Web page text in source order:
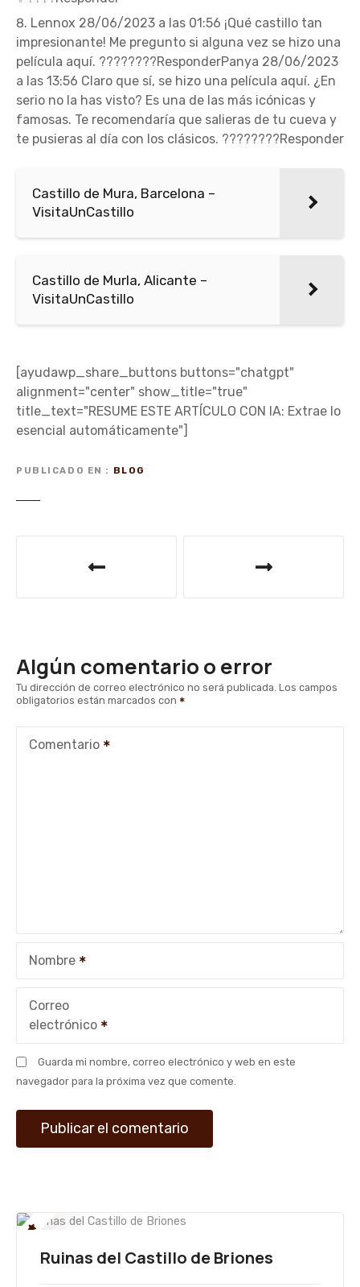
Lennox 28/06/2023 a las 01:56 ¡Qué castillo tan
impresionante! Me pregunto si alguna vez se hizo una
película aquí. ????????ResponderPanya 28/06/2023
a las 13:56 Claro que sí, se hizo una película aquí. ¿En
serio no la has visto? Es una de las más icónicas y
famosas. Te recomendaría que salieras de tu cueva y
te pusieras al día con los clásicos. ????????Responder
Castillo de Mura, Barcelona –
VisitaUnCastillo
Castillo de Murla, Alicante –
VisitaUnCastillo
[ayudawp_share_buttons buttons="chatgpt"
alignment="center" show_title="true"
title_text="RESUME ESTE ARTÍCULO CON IA: Extrae lo
esencial automáticamente"]
PUBLICADO EN BLOG
g
a
n
a
d
a
Algún comentario o error
Tu dirección de correo electrónico no será publicada. Los campos
obligatorios están marcados con
Comentario
Nombre
Correo
electrónico
Guarda mi nombre, correo electrónico y web en este
navegador para la próxima vez que comente.
Ruinas del Castillo de Briones